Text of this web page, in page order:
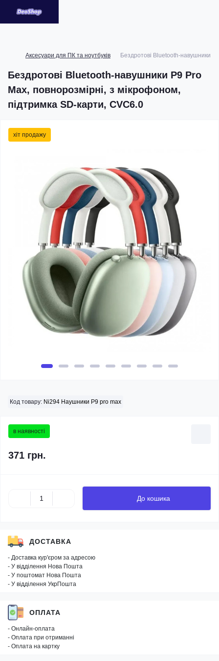
Аксесуари для ПК та ноутбуків Бездротові Bluetooth-навушники
Бездротові Bluetooth-навушники P9 Pro
Max, повнорозмірні, з мікрофоном,
підтримка SD-карти, CVC6.0
хіт продажу
Код товару: Ni294 Наушники P9 pro max
в наявності
371 грн.
До кошика
ДОСТАВКА
- Доставка кур'єром за адресою
- У відділення Нова Пошта
- У поштомат Нова Пошта
- У відділення УкрПошта
ОПЛАТА
- Онлайн-оплата
- Оплата при отриманні
- Оплата на картку